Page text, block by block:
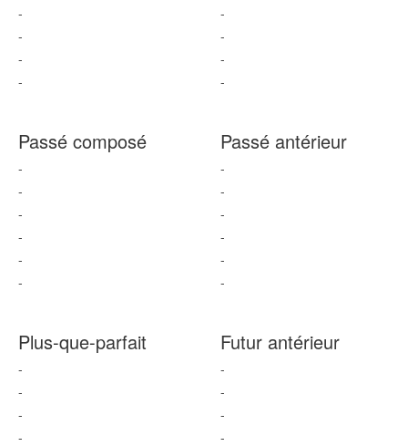
-
-
-
-
-
-
-
-
Passé composé
-
-
-
-
-
-
Passé antérieur
-
-
-
-
-
-
Plus-que-parfait
-
-
-
-
Futur antérieur
-
-
-
-